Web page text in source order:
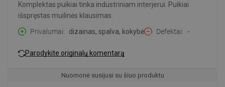
Komplektas puikiai tinka industriniam interjerui. Puikiai
išspręstas muilinės klausimas.
Privalumai
dizainas, spalva, kokybė Defektai -
Parodykite originalų komentarą
Nuomonė susijusi su šiuo produktu